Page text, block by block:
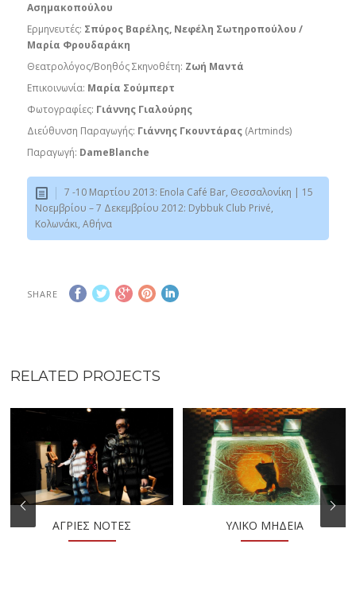
Ασημακοπούλου
Ερμηνευτές: Σπύρος Βαρέλης, Νεφέλη Σωτηροπούλου /
Μαρία Φρουδαράκη
Θεατρολόγος/Βοηθός Σκηνοθέτη: Ζωή Μαντά
Επικοινωνία: Μαρία Σούμπερτ
Φωτογραφίες: Γιάννης Γιαλούρης
Διεύθυνση Παραγωγής: Γιάννης Γκουντάρας (Artminds)
Παραγωγή: DameBlanche
7 -10 Μαρτίου 2013: Enola Café Bar, Θεσσαλονίκη | 15
Νοεμβρίου – 7 Δεκεμβρίου 2012: Dybbuk Club Privé,
Κολωνάκι, Αθήνα
SHARE
RELATED PROJECTS
ΑΓΡΙΕΣ ΝΟΤΕΣ ΥΛΙΚΌ ΜΉΔΕΙΑ